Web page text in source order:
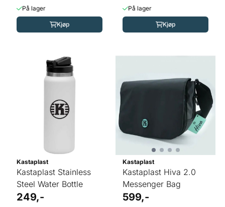
På lager
Kjøp
På lager
Kjøp
Kastaplast
Kastaplast Stainless
Steel Water Bottle
249,-
Kastaplast
Kastaplast Hiva 2.0
Messenger Bag
599,-